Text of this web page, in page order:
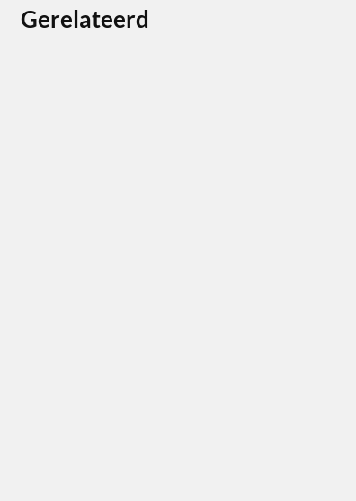
Gerelateerd